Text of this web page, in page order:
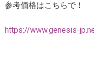
参考価格はこちらで！
https://www.genesis-